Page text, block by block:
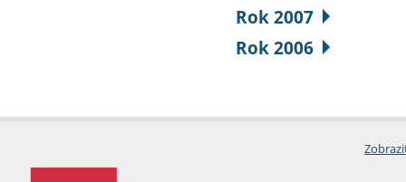
Rok 2007
Rok 2006